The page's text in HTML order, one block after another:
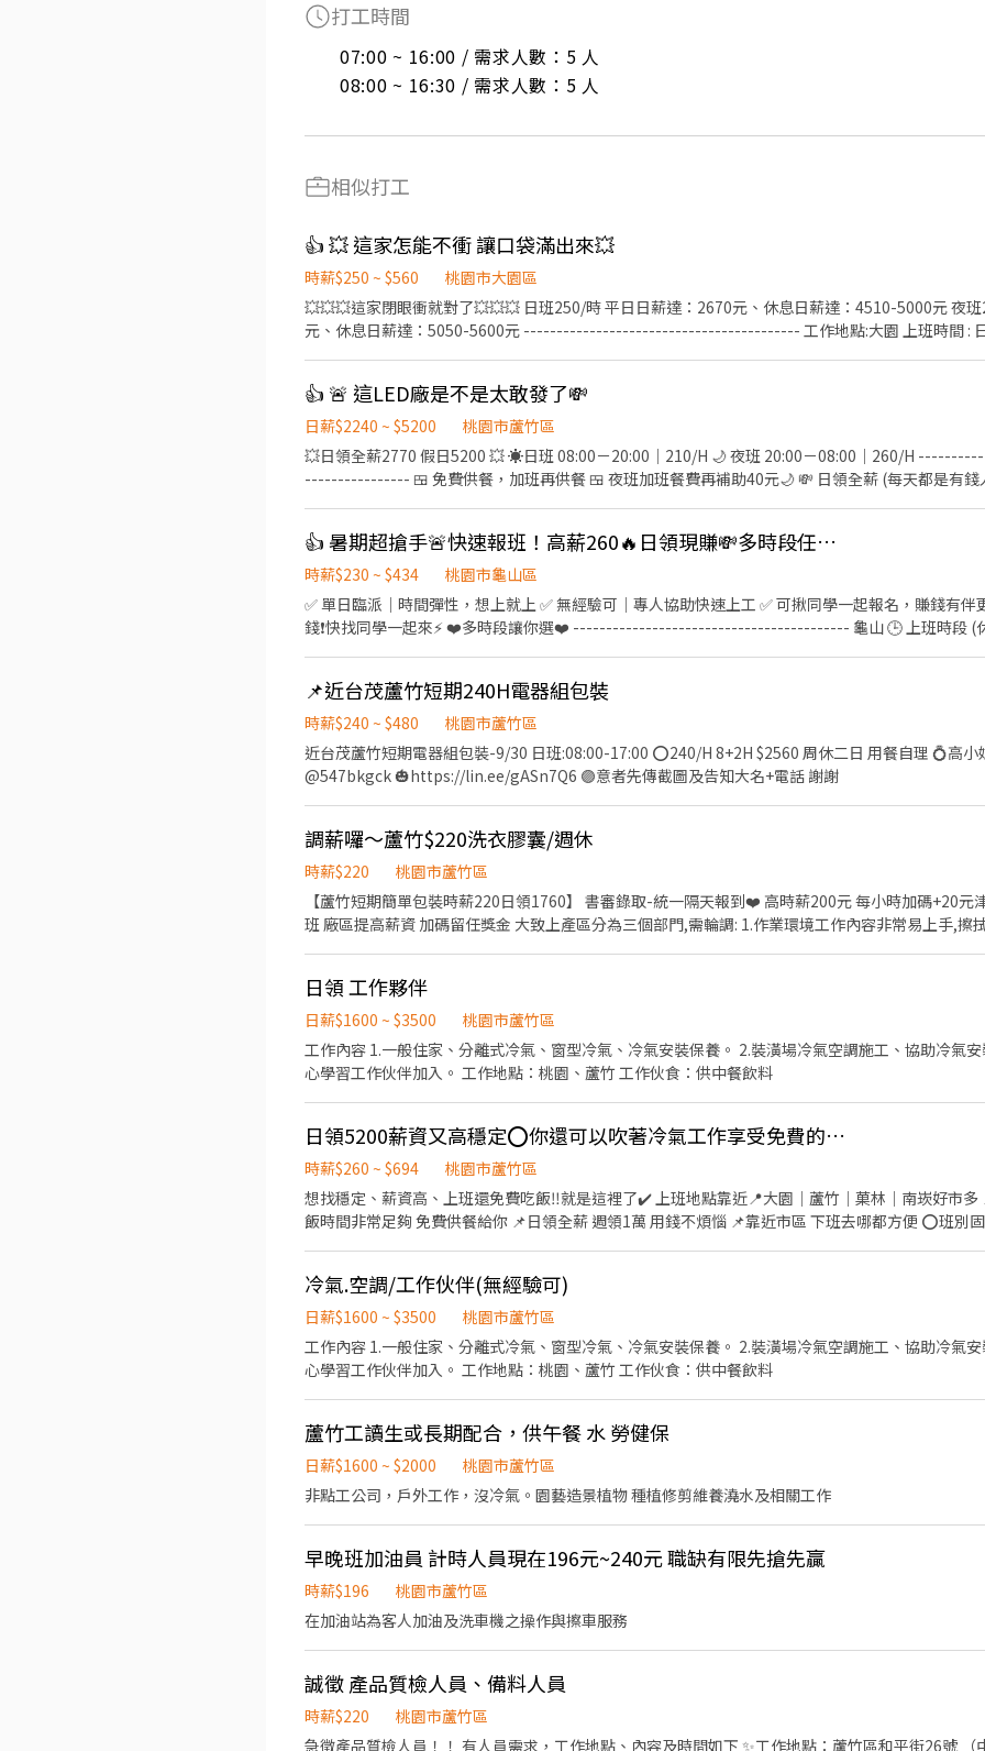
打工時間
07:00 ~ 16:00 / 需求人數：5 人
08:00 ~ 16:30 / 需求人數：5 人
相似打工
👍 💥 這家怎能不衝 讓口袋滿出來💥
時薪$250 ~ $560
桃園市大園區
💥💥💥這家閉眼衝就對了💥💥💥 日班250/時 平日日薪達：2670元、休息日薪達：4510-5000元 夜
元、休息日薪達：5050-5600元 ------------------------------------------ 工作地點:大園 上班時間 :
電 ----------------------------------------- #桃園 #八德 #大南 #日領現金 #立即上工 📲應徵方式： 加
話：0906825976 專員：威先生 https://lin.ee/5eFUoLO
👍 🚨 這LED廠是不是太敢發了💸
日薪$2240 ~ $5200
桃園市蘆竹區
💥日領全薪2770 假日5200 💥 ☀️日班 08:00－20:00｜210/H 🌙 夜班 20:00－08:00｜260/H --------------------------------------
---------------- 🍱 免費供餐，加班再供餐 🍱 夜班加班餐費再補助40元🌙 💸 日領全薪 (每天都是有錢
👍 暑期超搶手🚨快速報班！高薪260🔥日領現賺💸多時段任選！
時薪$230 ~ $434
桃園市龜山區
✅ 單日臨派｜時間彈性，想上就上 ✅ 無經驗可｜專人協助快速上工 ✅ 可揪同學一起報名，賺錢有伴更有趣 ❗️隨便你挑❗️
錢❗️快找同學一起來⚡ ❤️多時段讓你選❤️ ------------------------------------------ 龜山 🕒 上班時段 (休息時間
午14班：14:00－23:00 工作內容: 簡單分貨＋包裹整理 工作地點： 📍地址: 桃園市龜山區頂湖二街
━━━━━━━━━━━━━━━━━━━━━ ⚡酷財神系列⚡單日津貼加碼250~600💸 🕒 上班時段 ▪
薪 $210 ▪ 晚班：18:00 - 03:00｜時薪 $240 地址: 桃1📍桃園市大園區建國路 桃3📍桃園市大園區中山南路 桃4📍桃園市觀音區玉
林路一段 桃5📍桃園市觀音區寶倉街 桃6📍桃園市大園區航翔路 RC8📍桃園市楊梅區環東路 桃9📍桃
園市大園區開和路 ━━━━━━━━━━━━━━━━━━━━━ ❤️𝑳𝒊𝒏𝒆 𝑰𝑫：【@317tpzqd】明熙-Blue專員 加入後請留下您
的姓名+電話+職缺截圖 以便專員快速替你登記報班🙏 1對1專人為您服務😁 真心不騙 ⭕️免費諮詢
📌近台茂蘆竹短期240H電器組包裝
時薪$240 ~ $480
桃園市蘆竹區
近台茂蘆竹短期電器組包裝-9/30 日班:08:00-17:00 ⭕240/H 8+2H $2560 周休二日 用餐自理 💍高小姐 0906553587 💎請加好友
@547bkgck 🎃https://lin.ee/gASn7Q6 🟣意者先傳截圖及告知大名+電話 謝謝
調薪囉～蘆竹$220洗衣膠囊/週休
時薪$220
桃園市蘆竹區
【蘆竹短期簡單包裝時薪220日領1760】 書審錄取-統一隔天報到❤️ 高時薪200元 每小時加碼+20元津貼=220元 8H為主 較少加
班 廠區提高薪資 加碼留任獎金 大致上產區分為三個部門,需輪調: 1.作業環境工作內容非常易上手,擦
鞋(廠區提供) #不能帶隱眼及帶妝上班塗指甲油 #會需要帶乳膠手套 --計算方式如下-- 時薪200,每小時額外出勤+20元 --計算方式
如下-- 常日班日領(08:00-17:00) 8H日領1760元 平日午餐自費50公司補助30元 第一天固定不能申請
一天不可申請) 第二天開始隔日中午匯款 也可選週領全薪 ▶詢問應徵請截圖加入好友 ❤️紫玲小姐 ❤️請加賴@zz168168(記得加
@)
日領 工作夥伴
日薪$1600 ~ $3500
桃園市蘆竹區
工作內容 1.一般住家、分離式冷氣、窗型冷氣、冷氣安裝保養。 2.裝潢場冷氣空調施工、協助冷氣
心學習工作伙伴加入。 工作地點：桃園、蘆竹 工作伙食：供中餐飲料
日領5200薪資又高穩定⭕️你還可以吹著冷氣工作享受免費的便當
時薪$260 ~ $694
桃園市蘆竹區
想找穩定、薪資高、上班還免費吃飯‼️就是這裡了✔️ 上班地點靠近📍大園｜蘆竹｜菓林｜南崁好市多
飯時間非常足夠 免費供餐給你 📌日領全薪 週領1萬 用錢不煩惱 📌靠近市區 下班去哪都方便 ⭕️班別固定 不用輪班 ∥日班
裝、包裝 ✔️ 檢查有無問題 ✔️ 貼標籤裝箱 -沒有經驗也可以唷- ⭕️工作地點｜自己選 ❶蘆竹區南青路 ❷大園區航翔路 ﹌﹌﹌﹌﹌
﹌﹌﹌﹌﹌﹌﹌﹌﹌﹌ 日領高薪🔜包子推薦給你💖 ᴸᴵᴺᴱ ᴵᴰ ➞ @976lgyne ✡點網址即可加入✡https://lin.ee/CcskdiH 加入後 提供
『職缺截圖+姓名+電話』 🔥額外獨家好康🔥 『外籍學生獨家福利』 只要你是今年畢業的外籍學生 我們提供介紹獎金1萬元給你
😍‼️ 介紹新朋友來上班 就可以一直領獎金✨
冷氣.空調/工作伙伴(無經驗可)
日薪$1600 ~ $3500
桃園市蘆竹區
工作內容 1.一般住家、分離式冷氣、窗型冷氣、冷氣安裝保養。 2.裝潢場冷氣空調施工、協助冷氣
心學習工作伙伴加入。 工作地點：桃園、蘆竹 工作伙食：供中餐飲料
蘆竹工讀生或長期配合，供午餐 水 勞健保
日薪$1600 ~ $2000
桃園市蘆竹區
非點工公司，戶外工作，沒冷氣。園藝造景植物 種植修剪維養澆水及相關工作
早晚班加油員 計時人員現在196元~240元 職缺有限先搶先贏
時薪$196
桃園市蘆竹區
在加油站為客人加油及洗車機之操作與擦車服務
誠徵 產品質檢人員、備料人員
時薪$220
桃園市蘆竹區
急徵產品質檢人員！！ 有人員需求，工作地點、內容及時間如下 ✨工作地點：蘆竹區和平街26號 （中保物流-和平倉） ✨工作時